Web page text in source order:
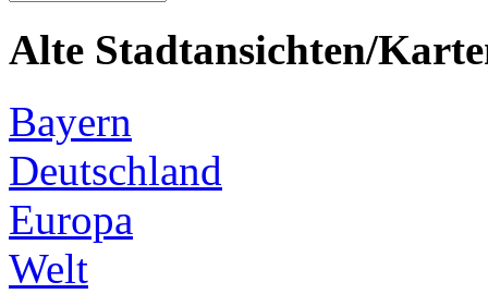
Alte Stadtansichten/
Bayern
Deutschland
Europa
Welt